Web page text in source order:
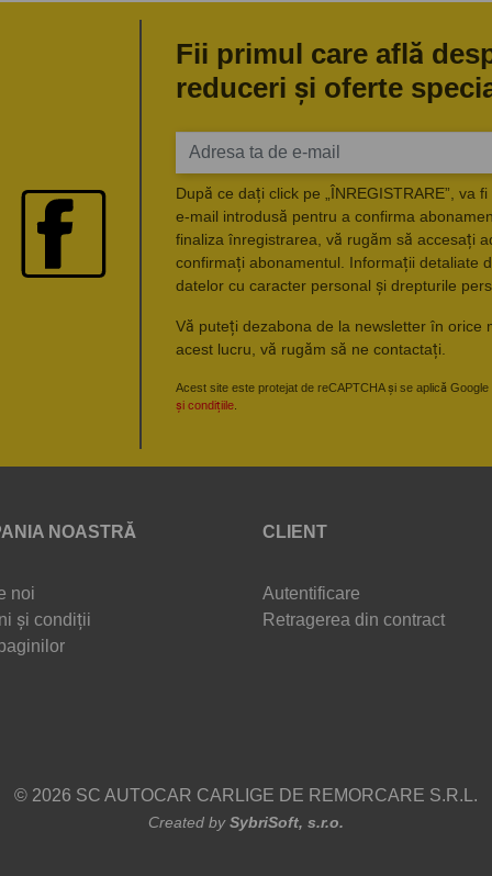
Fii primul care află
reduceri și oferte
După ce dați click pe „ÎNREGISTRARE”, va
e-mail introdusă pentru a confirma
finaliza înregistrarea, vă rugăm să accesați
confirmați abonamentul. Informații detaliate
datelor cu caracter personal și drepturile
Vă puteți dezabona de la newsletter în orice
acest lucru, vă rugăm să ne contactați.
Acest site este protejat de reCAPTCHA și se aplică Google
și condițiile
NOASTRĂ
noi
și condiții
CLIENT
Autentificare
Retragerea din contract
© 2026 SC AUTOCAR CARLIGE DE REMORCARE S.R.L.
Created bySybriSoft, s.r.o.